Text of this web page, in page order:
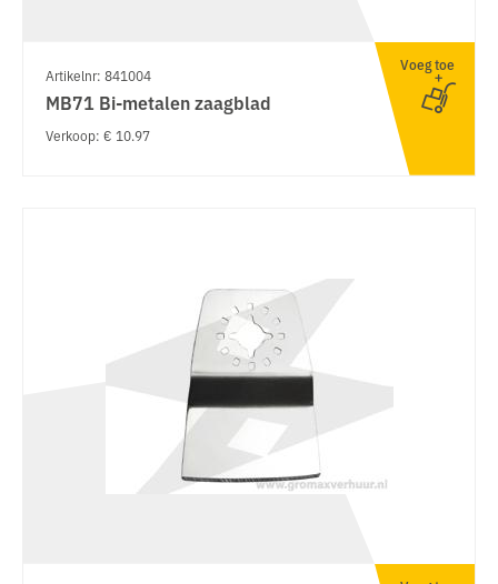
Artikelnr: 841004
MB71 Bi-metalen zaagblad
Verkoop: € 10.97
Voeg toe